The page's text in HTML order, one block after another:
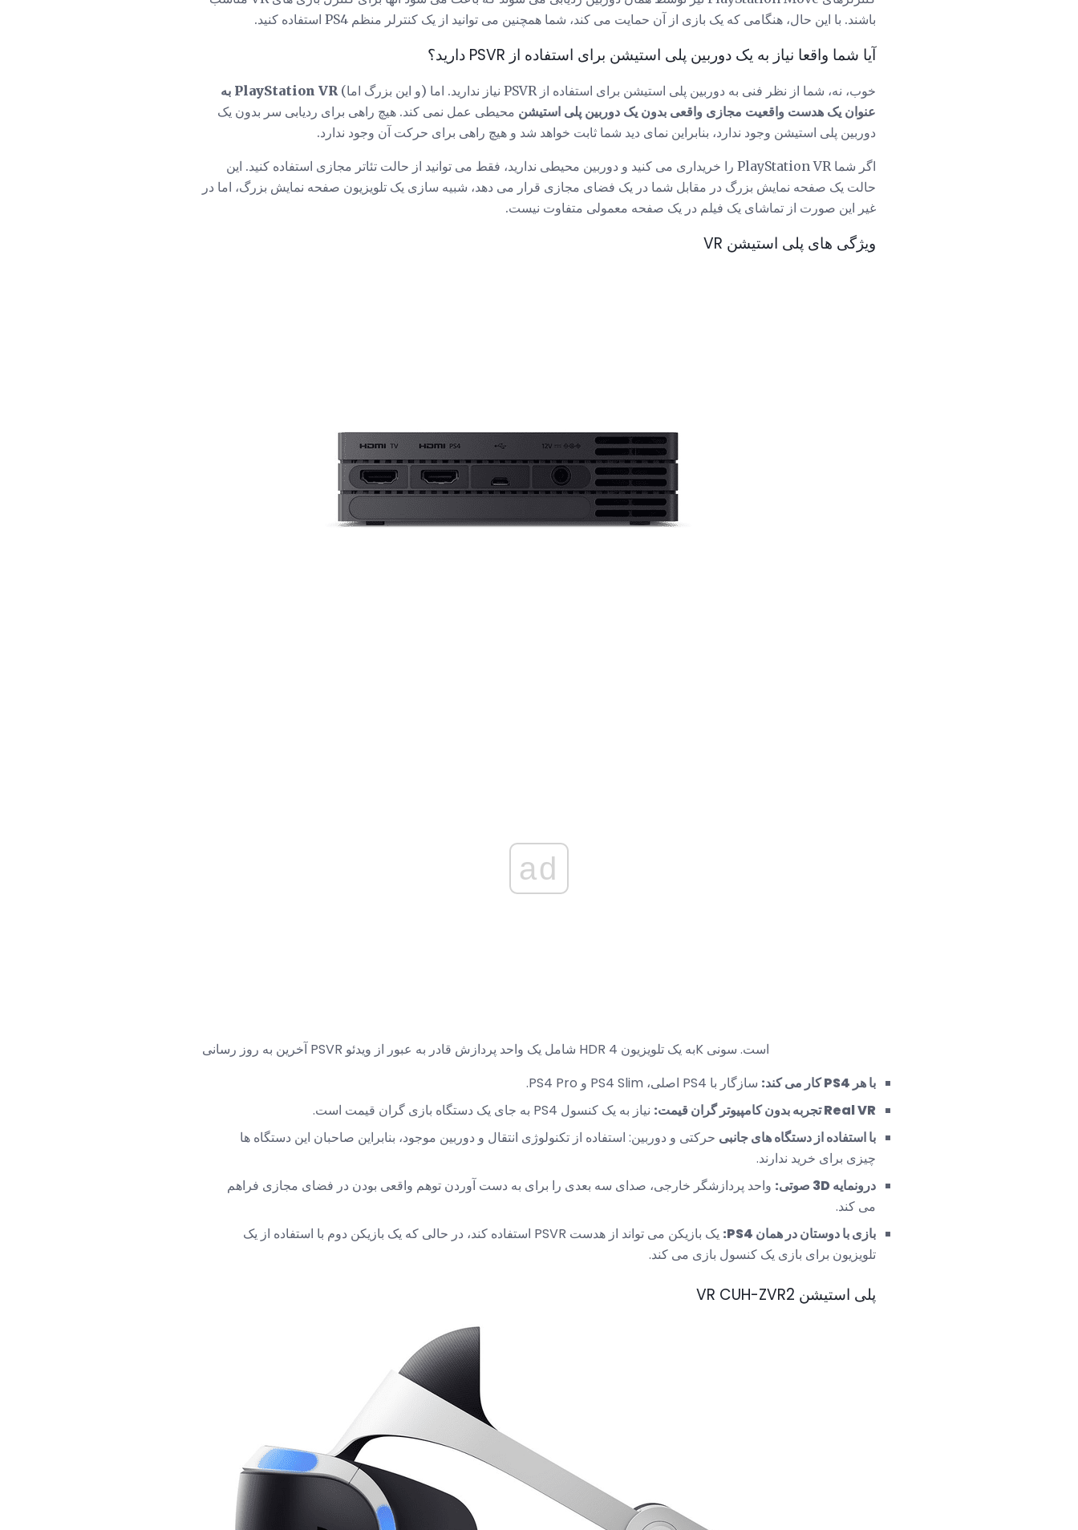
باشند. با این حال، هنگامی که یک بازی از آن حمایت می کند، شما همچنین می توانید از یک کنترلر منظم PS4 استفاده کنید.
آیا شما واقعا نیاز به یک دوربین پلی استیشن برای استفاده از PSVR دارید؟
خوب، نه، شما از نظر فنی به دوربین پلی استیشن برای استفاده از PSVR نیاز ندارید. اما (و این بزرگ اما)
PlayStation VR به
عنوان یک هدست واقعیت مجازی واقعی بدون یک دوربین پلی استیشن محیطی عمل نمی کند. هیچ راهی برای ردیابی سر بدون یک
دوربین پلی استیشن وجود ندارد، بنابراین نمای دید شما ثابت خواهد شد و هیچ راهی برای حرکت آن وجود ندارد.
اگر شما PlayStation VR را خریداری می کنید و دوربین محیطی ندارید، فقط می توانید از حالت تئاتر مجازی استفاده کنید. این
حالت یک صفحه نمایش بزرگ در مقابل شما در یک فضای مجازی قرار می دهد، شبیه سازی یک تلویزیون صفحه نمایش بزرگ، اما در
غیر این صورت از تماشای یک فیلم در یک صفحه معمولی متفاوت نیست.
ویژگی های پلی استیشن VR
ad
آخرین به روز رسانی PSVR شامل یک واحد پردازش قادر به عبور از ویدئو HDR به یک تلویزیون 4K است. سونی
با هر PS4 کار می کند:
سازگار با PS4 اصلی، PS4 Slim و PS4 Pro.
Real VR تجربه بدون کامپیوتر گران قیمت:
نیاز به یک کنسول PS4 به جای یک دستگاه بازی گران قیمت است.
با استفاده از دستگاه های جانبی حرکتی و دوربین: استفاده از تکنولوژی انتقال و دوربین موجود، بنابراین صاحبان این دستگاه ها
چیزی برای خرید ندارند.
درونمایه 3D صوتی:
واحد پردازشگر خارجی، صدای سه بعدی را برای به دست آوردن توهم واقعی بودن در فضای مجازی فراهم
می کند.
بازی با دوستان در همان PS4:
یک بازیکن می تواند از هدست PSVR استفاده کند، در حالی که یک بازیکن دوم با استفاده از یک
تلویزیون برای بازی یک کنسول بازی می کند.
پلی استیشن VR CUH-ZVR2